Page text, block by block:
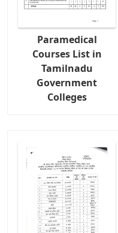
Paramedical
Courses List in
Tamilnadu
Government
Colleges